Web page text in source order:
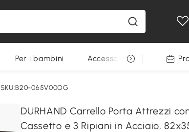
Per i bambini Accessori per animali
SKU:B20-065V00OG
DURHAND Carrello Porta Attrezzi
Cassetto e 3 Ripiani in Acciaio,